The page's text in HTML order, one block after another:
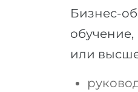
Бизнес-
или